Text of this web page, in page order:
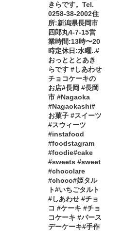
きらです。Tel.
0258-38-2002住
所:新潟県長岡市
四郎丸4-7-15営
業時間:13時〜20
時定休日:水曜..#
おっとととあき
らです #しあわせ
チョコケーキの
お店#長岡 #長岡
市 #Nagaoka
#Nagaokashi#
お菓子 #スイーツ
#スウィーツ
#instafood
#foodstagram
#foodie#cake
#sweets #sweet
#chocolare
#choco#姫タル
ト#いちごタルト
#しあわせ #チョ
コ #ケーキ #チョ
コケーキ #バース
デーケーキ#手作